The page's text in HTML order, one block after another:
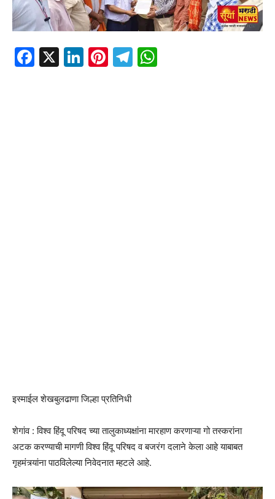
Facebook
X LinkedIn
Pinterest
Telegram
इस्माईल शेखबुलढाणा जिल्हा प्रतिनिधी
शेगांव : विश्व हिंदू परिषद च्या तालुकाध्यक्षांना मारहाण करणाऱ्या गो तस्करांना
अटक करण्याची मागणी विश्व हिंदू परिषद व बजरंग दलाने केला आहे याबाबत
गृहमंत्र्यांना पाठविलेल्या निवेदनात म्हटले आहे.